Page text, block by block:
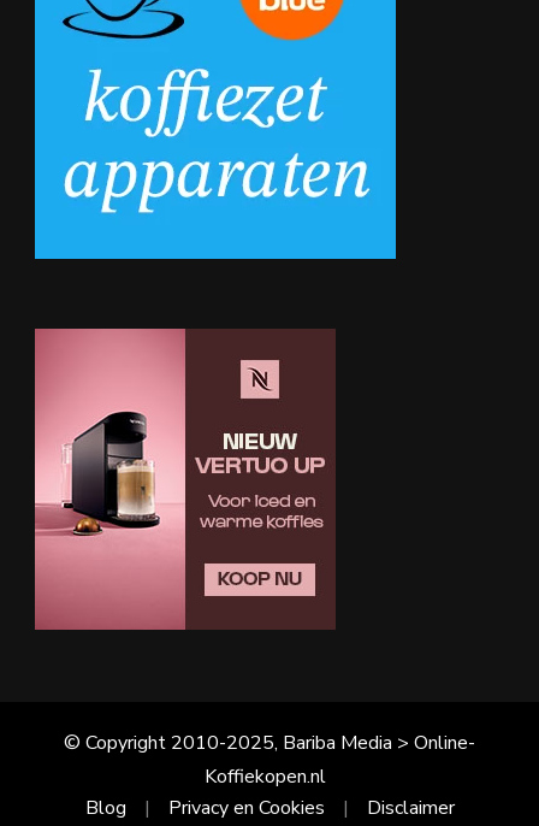
© Copyright 2010-2025, Bariba Media > Online-
Koffiekopen.nl
Blog
Privacy en Cookies Disclaimer